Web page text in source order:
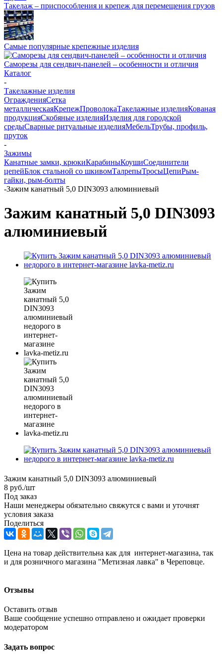
Такелаж – приспособления и крепеж для перемещения грузов
Самые популярные крепежные изделия
Саморезы для сендвич-панелей – особенности и отличия
Каталог
-
Такелажные изделия
ОгражденияСетка
металлическаяКрепежПроволокаТакелажные изделияКованая
продукцияСкобяные изделияИзделия для городской
средыСварные ритуальные изделияМебельТрубы, профиль,
пруток
-
Зажимы
Канатные замки, крюкиКарабиныКоушиСоединители
цепейБлок стальной со шкивомТалрепыТросыЦепиРым-
гайки, рым-болты
-Зажим канатный 5,0 DIN3093 алюминиевый
Зажим канатный 5,0 DIN3093
алюминиевый
Зажим канатный 5,0 DIN3093 алюминиевый
8 руб./шт
Под заказ
Наши менеджеры обязательно свяжутся с вами и уточнят
условия заказа
Поделиться
Цена на товар действительна как для интернет-магазина, так
и для розничного магазина "Метизная лавка" в Череповце.
Отзывы
Оставить отзыв
Ваше сообщение успешно отправлено и ожидает проверки
модератором
Задать вопрос